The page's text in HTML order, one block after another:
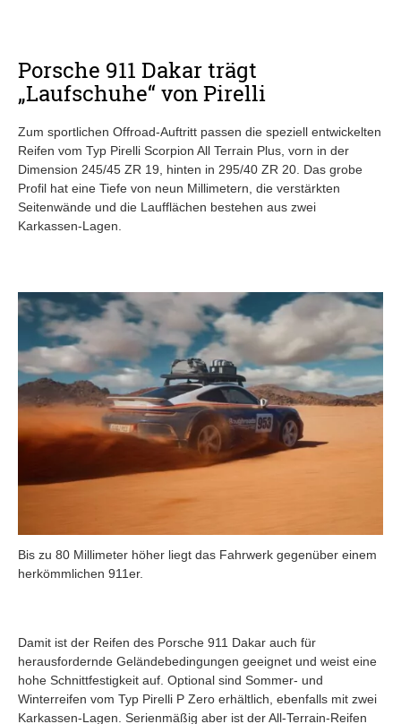
Porsche 911 Dakar trägt
„Laufschuhe“ von Pirelli
Zum sportlichen Offroad-Auftritt passen die speziell entwickelten
Reifen vom Typ Pirelli Scorpion All Terrain Plus, vorn in der
Dimension 245/45 ZR 19, hinten in 295/40 ZR 20. Das grobe
Profil hat eine Tiefe von neun Millimetern, die verstärkten
Seitenwände und die Laufflächen bestehen aus zwei
Karkassen-Lagen.
Bis zu 80 Millimeter höher liegt das Fahrwerk gegenüber einem
herkömmlichen 911er.
Damit ist der Reifen des Porsche 911 Dakar auch für
herausfordernde Geländebedingungen geeignet und weist eine
hohe Schnittfestigkeit auf. Optional sind Sommer- und
Winterreifen vom Typ Pirelli P Zero erhältlich, ebenfalls mit zwei
Karkassen-Lagen. Serienmäßig aber ist der All-Terrain-Reifen